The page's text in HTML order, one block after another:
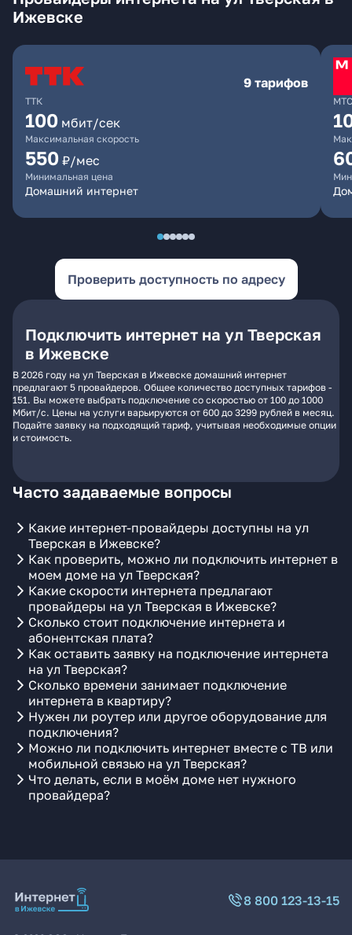
Ижевске
ТТК
9 тарифов
100 мбит/сек
Максимальная скорость
550 ₽/мес
Минимальная цена
Домашний интернет
МТС
Проверить доступность по адресу
Подключить интернет на ул Тверская
в Ижевске
В 2026 году на ул Тверская в Ижевске домашний интернет
предлагают 5 провайдеров. Общее количество доступных тарифов -
151. Вы можете выбрать подключение со скоростью от 100 до 1000
Мбит/с. Цены на услуги варьируются от 600 до 3299 рублей в месяц.
Подайте заявку на подходящий тариф, учитывая необходимые опции
и стоимость.
Часто задаваемые вопросы
Какие интернет-провайдеры доступны на ул
Тверская в Ижевске?
Как проверить, можно ли подключить интернет в
моем доме на ул Тверская?
Какие скорости интернета предлагают
провайдеры на ул Тверская в Ижевске?
Сколько стоит подключение интернета и
абонентская плата?
Как оставить заявку на подключение интернета
на ул Тверская?
Сколько времени занимает подключение
интернета в квартиру?
Нужен ли роутер или другое оборудование для
подключения?
Можно ли подключить интернет вместе с ТВ или
мобильной связью на ул Тверская?
Что делать, если в моём доме нет нужного
провайдера?
8 800 123-13-15